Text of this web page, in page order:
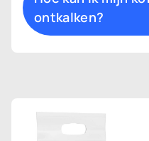
ontkalken?